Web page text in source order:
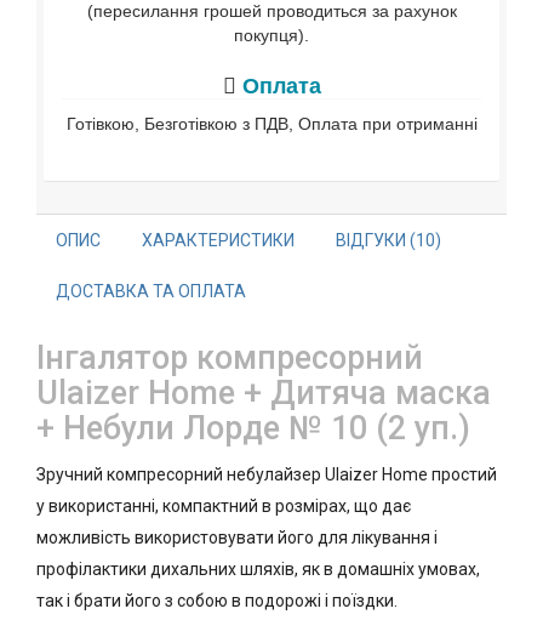
(пересилання грошей проводиться за рахунок
покупця).
Оплата
Готівкою, Безготівкою з ПДВ, Оплата при отриманні
ОПИС ХАРАКТЕРИСТИКИ ВІДГУКИ (10)
ДОСТАВКА ТА ОПЛАТА
Інгалятор компресорний
Ulaizer Home + Дитяча маска
+ Небули Лорде № 10 (2 уп.)
Зручний компресорний небулайзер Ulaizer Home простий
у використанні, компактний в розмірах, що дає
можливість використовувати його для лікування і
профілактики дихальних шляхів, як в домашніх умовах,
так і брати його з собою в подорожі і поїздки.